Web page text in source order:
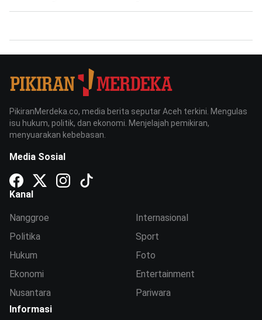
PikiranMerdeka.co, media berita seputar Aceh terkini. Mengulas
isu hukum, politik, dan ekonomi. Menjelajah pemikiran,
menyuarakan kebebasan.
Media Sosial
Kanal
Nanggroe
Politika
Hukum
Ekonomi
Nusantara
Internasional
Sport
Foto
Entertainment
Pariwara
Informasi